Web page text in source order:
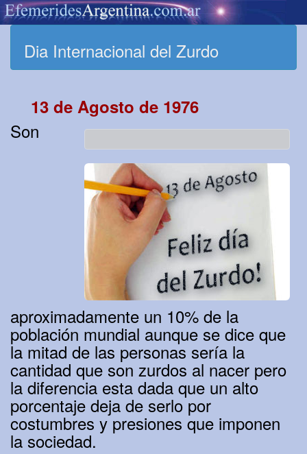
Dia Internacional del Zurdo
13 de Agosto de 1976
Son
aproximadamente un 10% de la
población mundial aunque se dice que
la mitad de las personas sería la
cantidad que son zurdos al nacer pero
la diferencia esta dada que un alto
porcentaje deja de serlo por
costumbres y presiones que imponen
la sociedad.